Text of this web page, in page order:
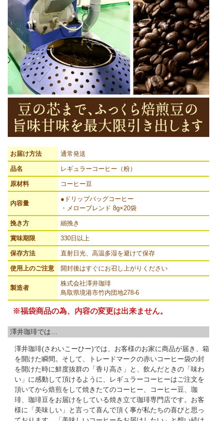
お届け方法 通常発送
品名 レギュラーコーヒー（粉）
原材料 コーヒー豆
内容量
●ドリップバッグコーヒー
・メローブレンド 8g×20袋
挽き方 細挽き
賞味期限 330日以上
保存方法 直射日光、高温多湿を避けて保存
使用上のご注意 開封後はすぐにお召し上がりください
製造者
株式会社澤井珈琲
鳥取県境港市竹内団地278-6
※福袋商品の為、内容の変更は出来ません。
澤井珈琲では…
澤井珈琲(さわいこーひー)では、お客様のお家に商品が届き、箱
を開けた瞬間。そして、トレードマークの赤いコーヒー袋の封
を開けた時に鮮度抜群の「香り高さ」と、飲んだときの「味わ
い」に感動して頂けるように、レギュラーコーヒーはご注文を
頂いてから焙煎をして焼きたてのコーヒー、コーヒー豆、珈
琲、珈琲豆をお届けをしている焼き立て珈琲専門店です。お客
様に「美味しい」と言って喜んで頂く事が私たちの喜びと思っ